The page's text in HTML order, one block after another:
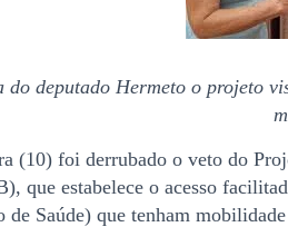
do deputado Hermeto o projeto
(10) foi derrubado o veto do
que estabelece o acesso
de Saúde) que tenham